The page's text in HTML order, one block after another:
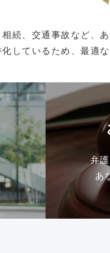
相続、交通事故など、
しているため、最適
弁
あ